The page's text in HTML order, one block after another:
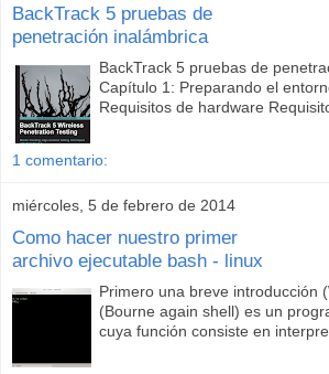
BackTrack 5 pruebas de
penetración inalámbrica
BackTrack 5 pruebas de
Capítulo 1: Preparando el
Requisitos de hardware
1 comentario:
miércoles, 5 de febrero de 2014
Como hacer nuestro primer
archivo ejecutable bash - linux
Primero una breve introducción
(Bourne again shell) es un
cuya función consiste en